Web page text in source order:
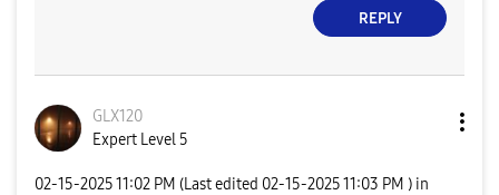
REPLY
GLX120
Expert Level 5
‎02-15-202511:02 PM (Last edited ‎02-15-202511:03 PM ) in